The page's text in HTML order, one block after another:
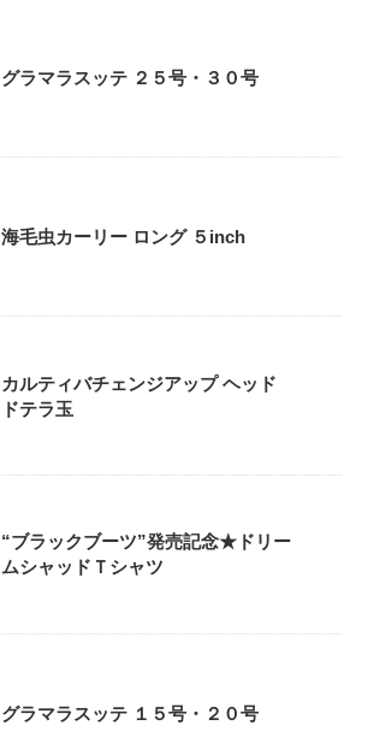
グラマラスッテ ２５号・３０号
海毛虫カーリー ロング ５inch
カルティバチェンジアップ ヘッド
ドテラ玉
“ブラックブーツ”発売記念★ドリー
ムシャッドＴシャツ
グラマラスッテ １５号・２０号